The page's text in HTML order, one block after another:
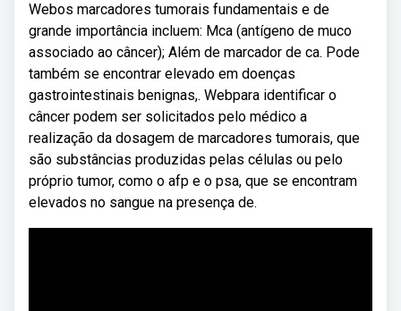
Webos marcadores tumorais fundamentais e de
grande importância incluem: Mca (antígeno de muco
associado ao câncer); Além de marcador de ca. Pode
também se encontrar elevado em doenças
gastrointestinais benignas,. Webpara identificar o
câncer podem ser solicitados pelo médico a
realização da dosagem de marcadores tumorais, que
são substâncias produzidas pelas células ou pelo
próprio tumor, como o afp e o psa, que se encontram
elevados no sangue na presença de.